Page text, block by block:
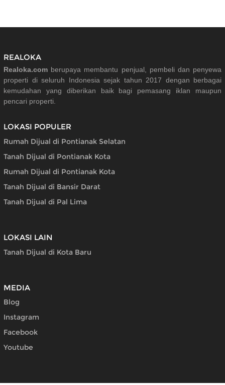
REALOKA
Realoka.com berupaya membantu penjual, pembeli dan penyewa
properti di seluruh Indonesia sejak tahun 2017 dengan berbagai
kemudahan yang diberikan baik bagi pemasang iklan maupun
pencari properti.
LOKASI POPULER
Rumah Dijual di Pontianak Selatan
Tanah Dijual di Pontianak Kota
Rumah Dijual di Pontianak Kota
Tanah Dijual di Bansir Darat
Tanah Dijual di Pal Lima
LOKASI LAIN
Tanah Dijual di Kota Baru
MEDIA
Blog
Instagram
Facebook
Youtube